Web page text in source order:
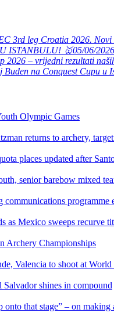
3rd leg Croatia 2026.
ISTANBULU! 🥇05/06/2026
2026 – vrijedni rezultati
na Conquest Cupu u
Olympic Games
returns to archery,
places updated after
senior barebow mixed
programme
as Mexico sweeps recurve
Archery Championships
Valencia to shoot at
shines in compound
that stage” – on